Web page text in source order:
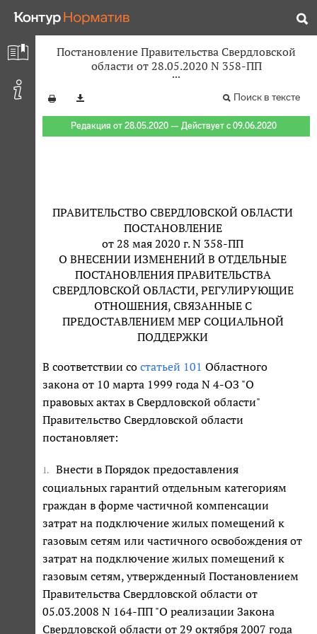
Постановление Правительства Свердловской
области от 28.05.2020 N 358-ПП
Поиск в тексте
Редакция от 28.05.2020 — Действует с 09.06.2020
ПРАВИТЕЛЬСТВО СВЕРДЛОВСКОЙ ОБЛАСТИ
ПОСТАНОВЛЕНИЕ
от 28 мая 2020 г. N 358-ПП
О ВНЕСЕНИИ ИЗМЕНЕНИЙ В ОТДЕЛЬНЫЕ
ПОСТАНОВЛЕНИЯ ПРАВИТЕЛЬСТВА
СВЕРДЛОВСКОЙ ОБЛАСТИ, РЕГУЛИРУЮЩИЕ
ОТНОШЕНИЯ, СВЯЗАННЫЕ С
ПРЕДОСТАВЛЕНИЕМ МЕР СОЦИАЛЬНОЙ
ПОДДЕРЖКИ
В соответствии со статьей 101 Областного
закона от 10 марта 1999 года N 4-ОЗ "О
правовых актах в Свердловской области"
Правительство Свердловской области
постановляет:
1.
Внести в Порядок предоставления
социальных гарантий отдельным категориям
граждан в форме частичной компенсации
затрат на подключение жилых помещений к
газовым сетям или частичного освобождения от
затрат на подключение жилых помещений к
газовым сетям, утвержденный Постановлением
Правительства Свердловской области от
05.03.2008 N 164-ПП "О реализации Закона
Свердловской области от 29 октября 2007 года